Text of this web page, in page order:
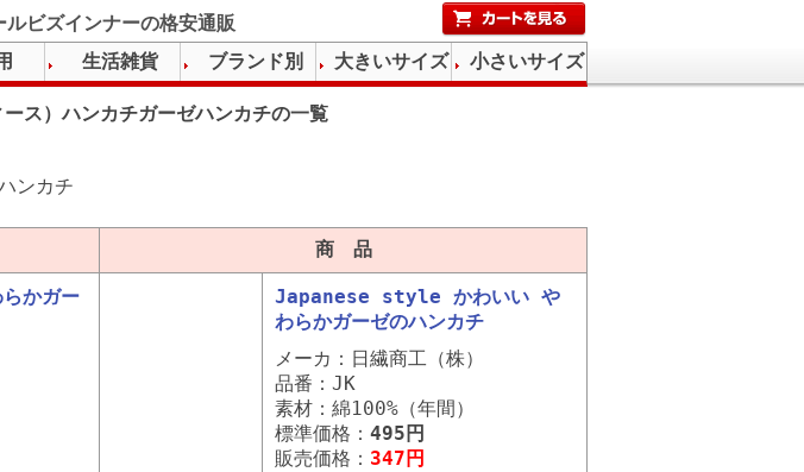
ビズインナーの格安通販
ス）ハンカチガーゼハンカチの一覧
ンカチ
商 品
かガー
Japanese style かわいい や
わらかガーゼのハンカチ
メーカ：日繊商工（株）
品番：JK
素材：綿100%（年間）
標準価格： 495円
販売価格： 347円
生活雑貨 ブランド別 大きいサイズ 小さいサイズ